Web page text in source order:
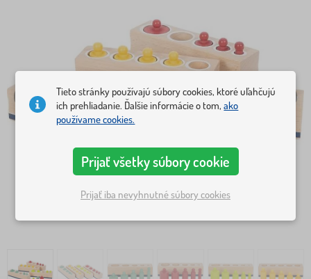
Tieto stránky používajú súbory cookies, ktoré uľahčujú
ich prehliadanie. Ďalšie informácie o tom,ako
používame cookies.
Prijať všetky súbory cookie
Prijať iba nevyhnutné súbory cookies